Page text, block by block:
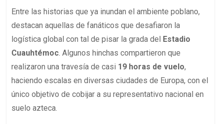
Entre las historias que ya inundan el ambiente poblano,
destacan aquellas de fanáticos que desafiaron la
logística global con tal de pisar la grada del Estadio
Cuauhtémoc. Algunos hinchas compartieron que
realizaron una travesía de casi 19 horas de vuelo,
haciendo escalas en diversas ciudades de Europa, con el
único objetivo de cobijar a su representativo nacional en
suelo azteca.